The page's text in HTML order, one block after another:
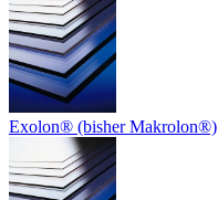
Exolon® (bisher Makrolon®)